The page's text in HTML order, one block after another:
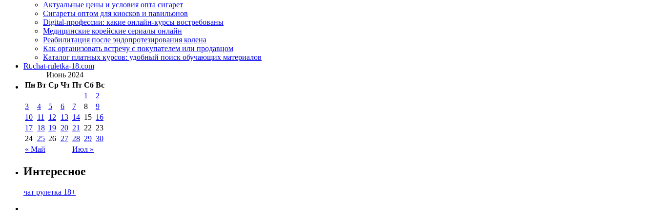
Актуальные цены и условия опта сигарет
Сигареты оптом для киосков и павильонов
Digital-профессии: какие онлайн-курсы востребованы
Медицинские корейские сериалы онлайн
Реабилитация после эндопротезирования колена
Как организовать встречу с покупателем или продавцом
Каталог платных курсов: удобный поиск обучающих материалов
Rt.chat-ruletka-18.com
Июнь 2024
Пн Вт Ср Чт Пт Сб Вс
« Май Июл »
1
2
3
4 5 6 7 8
9
10 11 12 13 14 15 16
17 18 19 20 21 22 23
24 25 26 27 28 29 30
Интересное
чат рулетка 18+